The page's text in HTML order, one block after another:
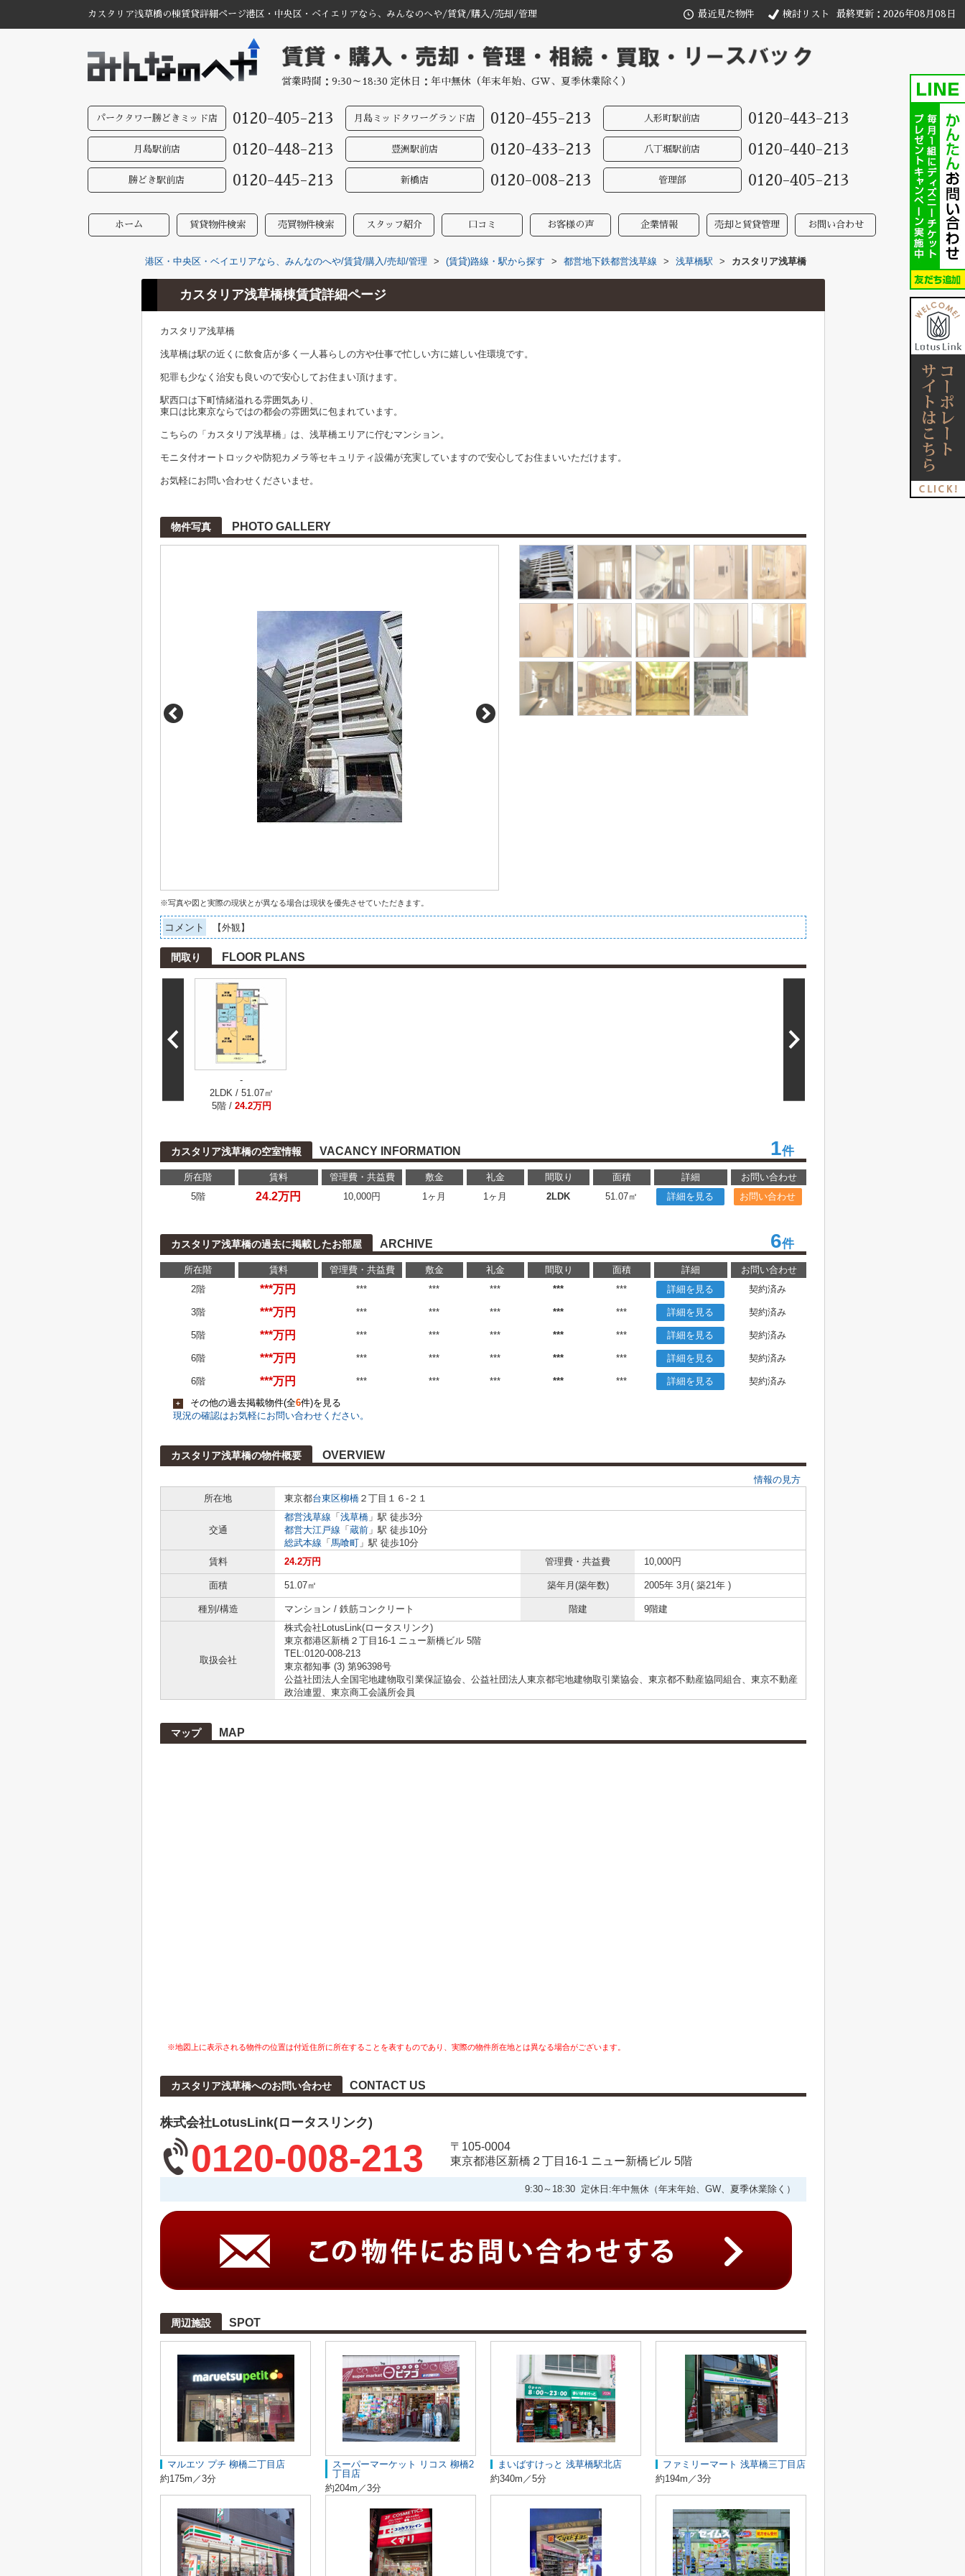
カスタリア浅草橋の棟賃貸詳細ページ港区・中央区・ベイエリアなら、みんなのへや/賃貸/購入/売却/管理 最近見た物件 検討リスト 最終更新：2026年08月08日
営業時間：9:30～18:30 定休日：年中無休（年末年始、GW、夏季休業除く）
パークタワー勝どきミッド店 0120-405-213 月島ミッドタワーグランド店 0120-455-213 人形町駅前店 0120-443-213
月島駅前店 0120-448-213 豊洲駅前店 0120-433-213 八丁堀駅前店 0120-440-213
勝どき駅前店 0120-445-213 新橋店 0120-008-213 管理部 0120-405-213
ホーム 賃貸物件検索 売買物件検索 スタッフ紹介 口コミ お客様の声 企業情報 売却と賃貸管理 お問い合わせ
港区・中央区・ベイエリアなら、みんなのへや/賃貸/購入/売却/管理 > (賃貸)路線・駅から探す > 都営地下鉄都営浅草線 > 浅草橋駅 > カスタリア浅草橋
カスタリア浅草橋棟賃貸詳細ページ
カスタリア浅草橋
浅草橋は駅の近くに飲食店が多く一人暮らしの方や仕事で忙しい方に嬉しい住環境です。
犯罪も少なく治安も良いので安心してお住まい頂けます。
駅西口は下町情緒溢れる雰囲気あり、
東口は比東京ならではの都会の雰囲気に包まれています。
こちらの「カスタリア浅草橋」は、浅草橋エリアに佇むマンション。
モニタ付オートロックや防犯カメラ等セキュリティ設備が充実していますので安心してお住まいいただけます。
お気軽にお問い合わせくださいませ。
物件写真 PHOTO GALLERY
※写真や図と実際の現状とが異なる場合は現状を優先させていただきます。
コメント 【外観】
間取り FLOOR PLANS
-
2LDK / 51.07㎡
5階 / 24.2万円
カスタリア浅草橋の空室情報 VACANCY INFORMATION 1件
所在階 賃料 管理費・共益費 敷金 礼金 間取り 面積 詳細
お問い合わせ
5階
24.2万円 10,000円 1ヶ月 1ヶ月 2LDK 51.07㎡ 詳細を見る お問い合わせ
カスタリア浅草橋の過去に掲載したお部屋 ARCHIVE 6件
所在階 賃料 管理費・共益費 敷金 礼金 間取り 面積 詳細
お問い合わせ
2階
***万円 *** *** *** *** *** 詳細を見る 契約済み
3階 ***万円 *** *** *** *** *** 詳細を見る 契約済み
5階 ***万円 *** *** *** *** *** 詳細を見る 契約済み
6階 ***万円 *** *** *** *** *** 詳細を見る 契約済み
6階 ***万円 *** *** *** *** *** 詳細を見る 契約済み
+ その他の過去掲載物件(全6件)を見る
現況の確認はお気軽にお問い合わせください。
カスタリア浅草橋の物件概要 OVERVIEW
情報の見方
所在地
東京都台東区柳橋 ２丁目１６-２１
交通
都営浅草線 「 浅草橋 」駅 徒歩3分
都営大江戸線 「 蔵前 」駅 徒歩10分
総武本線 「 馬喰町 」駅 徒歩10分
賃料
24.2万円 管理費・共益費 10,000円
面積 51.07㎡ 築年月(築年数) 2005年 3月( 築21年 )
種別/構造 マンション / 鉄筋コンクリート 階建 9階建
取扱会社
株式会社LotusLink(ロータスリンク)
東京都港区新橋２丁目16-1 ニュー新橋ビル 5階
TEL:0120-008-213
東京都知事 (3) 第96398号
公益社団法人全国宅地建物取引業保証協会、公益社団法人東京都宅地建物取引業協会、東京都不動産協同組合、東京不動産
政治連盟、東京商工会議所会員
マップ MAP
※地図上に表示される物件の位置は付近住所に所在することを表すものであり、実際の物件所在地とは異なる場合がございます。
カスタリア浅草橋へのお問い合わせ CONTACT US
株式会社LotusLink(ロータスリンク)
0120-008-213
〒105-0004
東京都港区新橋２丁目16-1 ニュー新橋ビル 5階
9:30～18:30 定休日:年中無休（年末年始、GW、夏季休業除く）
周辺施設 SPOT
マルエツ プチ 柳橋二丁目店
約175m／3分
スーパーマーケット リコス 柳橋2
丁目店
約204m／3分
まいばすけっと 浅草橋駅北店
約340m／5分
ファミリーマート 浅草橋三丁目店
約194m／3分